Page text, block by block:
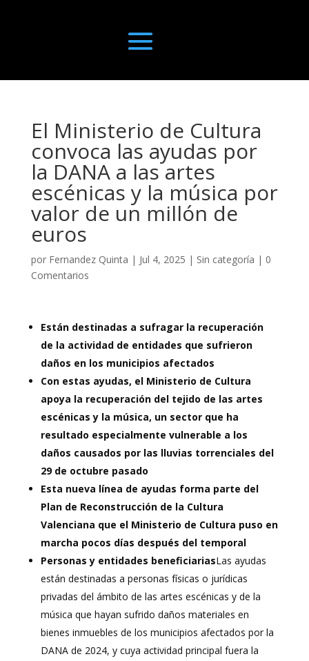
El Ministerio de Cultura
convoca las ayudas por
la DANA a las artes
escénicas y la música por
valor de un millón de
euros
por Fernandez Quinta | Jul 4, 2025 | Sin categoría | 0
Comentarios
Están destinadas a sufragar la recuperación
de la actividad de entidades que sufrieron
daños en los municipios afectados
Con estas ayudas, el Ministerio de Cultura
apoya la recuperación del tejido de las artes
escénicas y la música, un sector que ha
resultado especialmente vulnerable a los
daños causados por las lluvias torrenciales del
29 de octubre pasado
Esta nueva línea de ayudas forma parte del
Plan de Reconstrucción de la Cultura
Valenciana que el Ministerio de Cultura puso en
marcha pocos días después del temporal
Personas y entidades beneficiariasLas ayudas
están destinadas a personas físicas o jurídicas
privadas del ámbito de las artes escénicas y de la
música que hayan sufrido daños materiales en
bienes inmuebles de los municipios afectados por la
DANA de 2024, y cuya actividad principal fuera la